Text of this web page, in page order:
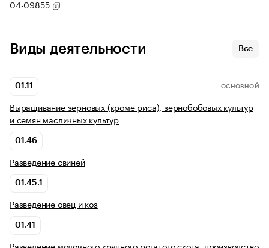
04-09855
Виды деятельности Все
01.11 ОСНОВНОЙ
Выращивание зерновых (кроме риса), зернобобовых культур
и семян масличных культур
01.46
Разведение свиней
01.45.1
Разведение овец и коз
01.41